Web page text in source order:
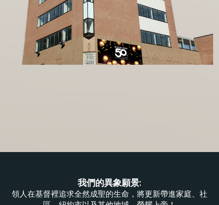
我們的異象願景:
領人在基督裡追求全然成聖的生命，將更新帶進家庭、社